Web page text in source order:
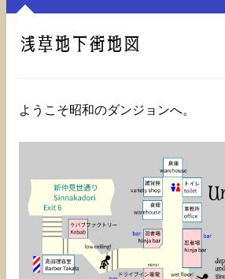
浅草地下街地図
ようこそ昭和のダンジョンへ。